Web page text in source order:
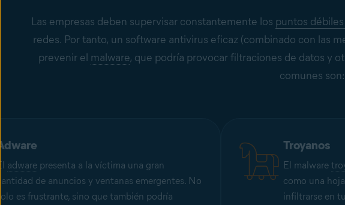
Las empresas deben supervisar constantemente los puntos
redes. Por tanto, un software antivirus eficaz (combinado con las
prevenir el malware, que podría provocar filtraciones de datos y
comunes son:
adware presenta a la víctima una gran
de anuncios y ventanas emergentes. No
es frustrante, sino que también podría
Troyanos
El malware
como una
infiltrarse en